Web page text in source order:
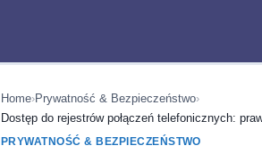
Home›Prywatność & Bezpieczeństwo›
Dostęp do rejestrów połączeń telefonicznych:
PRYWATNOŚĆ & BEZPIECZEŃSTWO